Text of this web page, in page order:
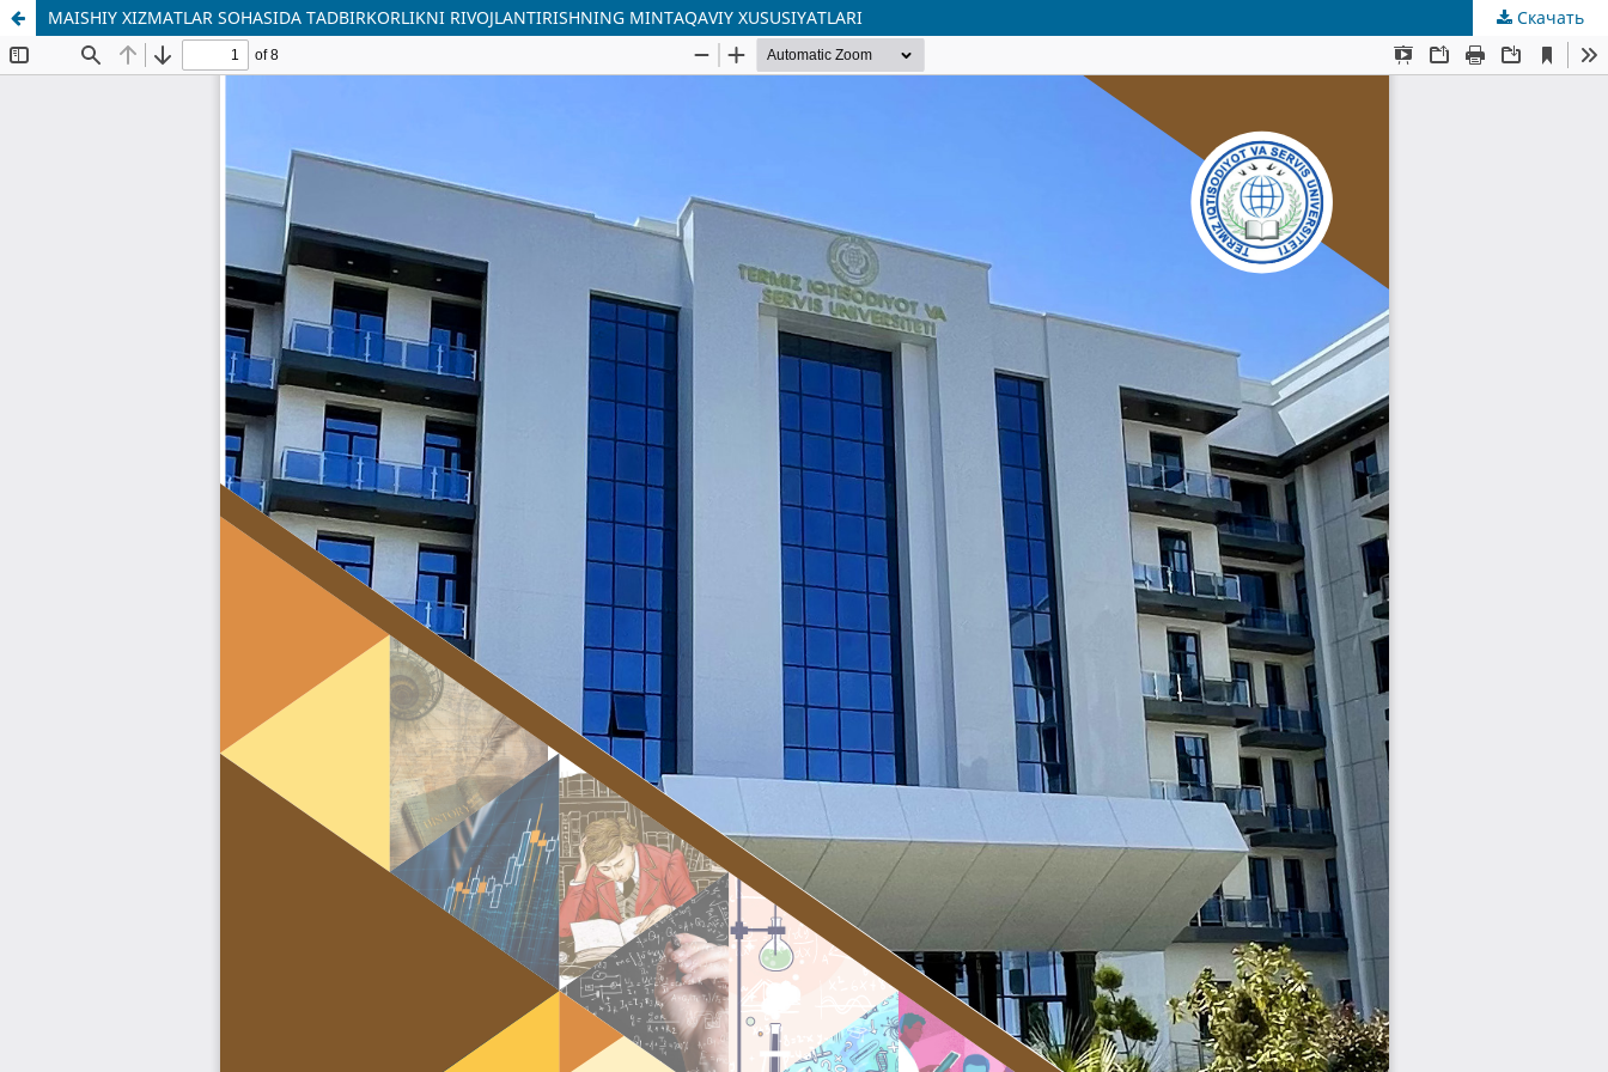
MAISHIY XIZMATLAR SOHASIDA TADBIRKORLIKNI RIVOJLANTIRISHNING MINTAQAVIY XUSUSIYATLARI Скачать